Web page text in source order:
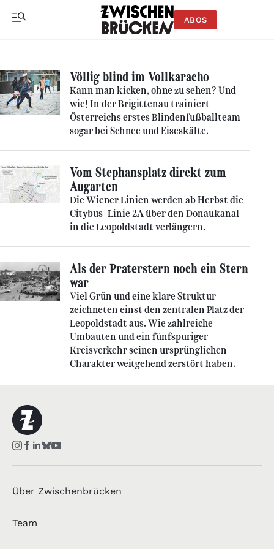
ABOS
Völlig blind im Vollkaracho
Kann man kicken, ohne zu sehen? Und
wie! In der Brigittenau trainiert
Österreichs erstes Blindenfußballteam
sogar bei Schnee und Eiseskälte.
Vom Stephansplatz direkt zum
Augarten
Die Wiener Linien werden ab Herbst die
Citybus-Linie 2A über den Donaukanal
in die Leopoldstadt verlängern.
Als der Praterstern noch ein Stern
war
Viel Grün und eine klare Struktur
zeichneten einst den zentralen Platz der
Leopoldstadt aus. Wie zahlreiche
Umbauten und ein fünfspuriger
Kreisverkehr seinen ursprünglichen
Charakter weitgehend zerstört haben.
Über Zwischenbrücken
Team